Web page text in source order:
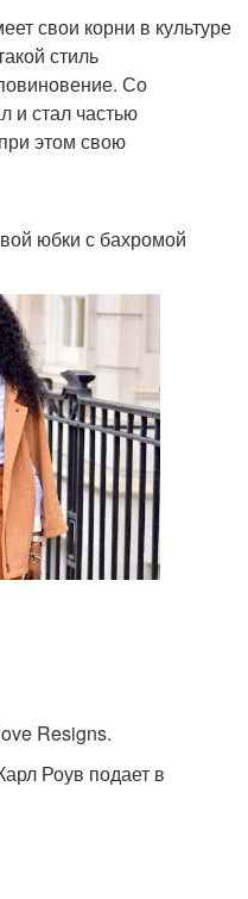
свои корни в культуре
стиль
Со
и стал частью
этом свою
юбки с бахромой
Resigns.
Роув подает в